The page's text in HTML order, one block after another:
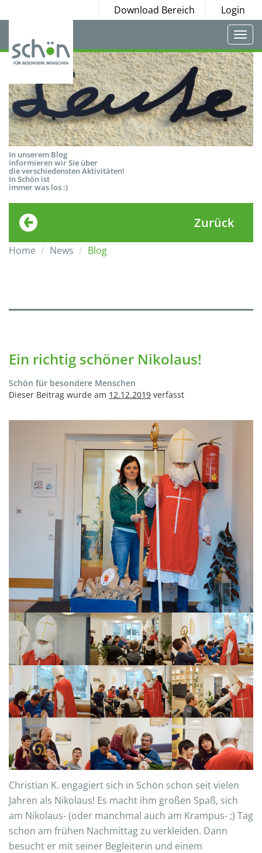
Download Bereich Login
In unserem Blog
informieren wir Sie über
die verschiedensten Aktivitäten!
In Schön ist
immer was los :)
Zurück
Home News Blog
Ein richtig schöner Nikolaus!
Schön für besondere Menschen
Dieser Beitrag wurde am 12.12.2019 verfasst
Christian K. engagiert sich in Schön schon seit vielen
Jahren als Nikolaus! Es macht ihm großen Spaß, sich
am Nikolaus- (oder manchmal auch am Krampus- ;) Tag
schon am frühen Nachmittag zu verkleiden. Dann
besucht er mit seiner Begleiterin und einem